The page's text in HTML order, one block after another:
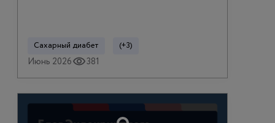
Сахарный диабет (+3)
Июнь 2026 381